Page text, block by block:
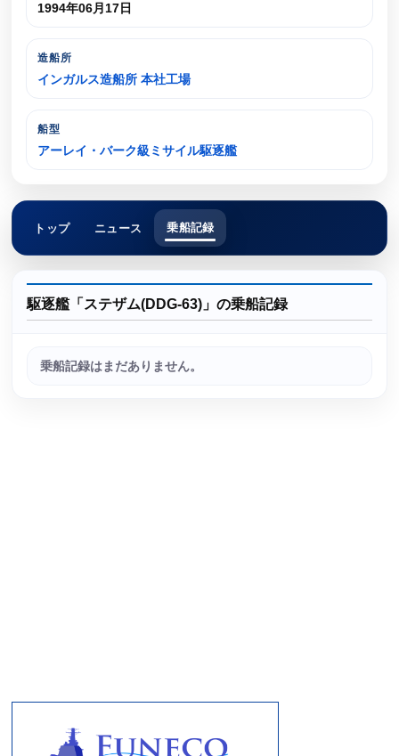
1994年06月17日
造船所
インガルス造船所 本社工場
船型
アーレイ・バーク級ミサイル駆逐艦
トップ ニュース 乗船記録
駆逐艦「ステザム(DDG-63)」の乗船記録
乗船記録はまだありません。